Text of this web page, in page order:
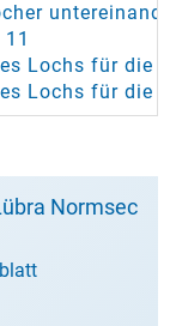
Lochs für die
Lochs für die
Normsec